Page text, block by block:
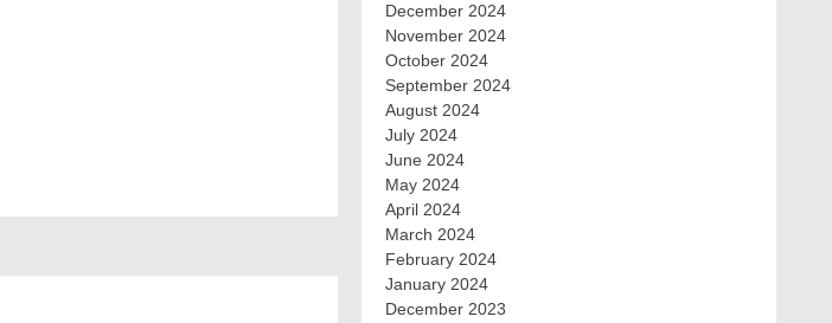
December 2024
November 2024
October 2024
September 2024
August 2024
July 2024
June 2024
May 2024
April 2024
March 2024
February 2024
January 2024
December 2023